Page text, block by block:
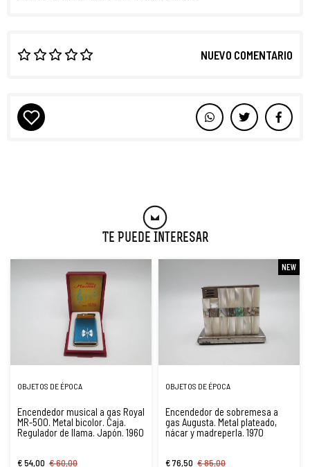
NUEVO COMENTARIO
Te Puede Interesar
OBJETOS DE ÉPOCA
Encendedor musical a gas Royal
MR-500. Metal bicolor. Caja.
Regulador de llama. Japón. 1960
€ 54,00 € 60,00
NEW
OBJETOS DE ÉPOCA
Encendedor de sobremesa a
gas Augusta. Metal plateado,
nácar y madreperla. 1970
€ 76,50 € 85,00